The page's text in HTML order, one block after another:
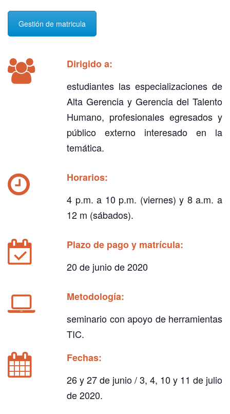
Gestión de matricula
Dirigido a:
estudiantes las especializaciones de
Alta Gerencia y Gerencia del Talento
Humano, profesionales egresados y
público externo interesado en la
temática.
Horarios:
4 p.m. a 10 p.m. (viernes) y 8 a.m. a
12 m (sábados).
Plazo de pago y matrícula:
20 de junio de 2020
Metodología:
seminario con apoyo de herramientas
TIC.
Fechas:
26 y 27 de junio / 3, 4, 10 y 11 de julio
de 2020.